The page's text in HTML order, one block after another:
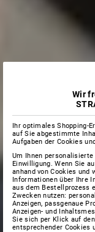
Wir
Ihr optimales Shopping-
auf Sie abgestimmte
Aufgaben der Cookies
Um Ihnen
Einwilligung. Wenn Sie
anhand von Cookies und
Informationen über Ihre
aus dem Bestellprozess
Zwecken nutzen:
Anzeigen, passgenaue
Anzeigen- und
Sie sich per Klick auf den
entsprechender Cookies